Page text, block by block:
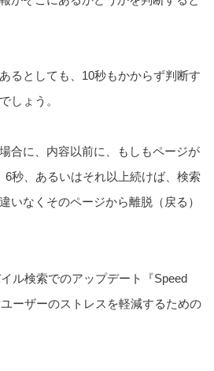
るとしても、10秒もかからず判断す
しょう。
合に、内容以前に、もしもページが
6秒、あるいはそれ以上続けば、検索
いなくそのページから離脱（戻る）
ル検索でのアップデート『Speed
ーザーのストレスを軽減するための